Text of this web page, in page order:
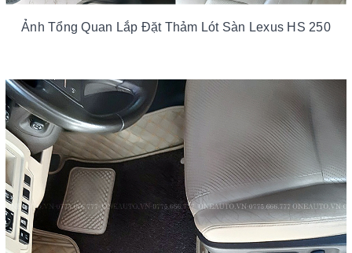
Ảnh Tổng Quan Lắp Đặt Thảm Lót Sàn Lexus HS 250